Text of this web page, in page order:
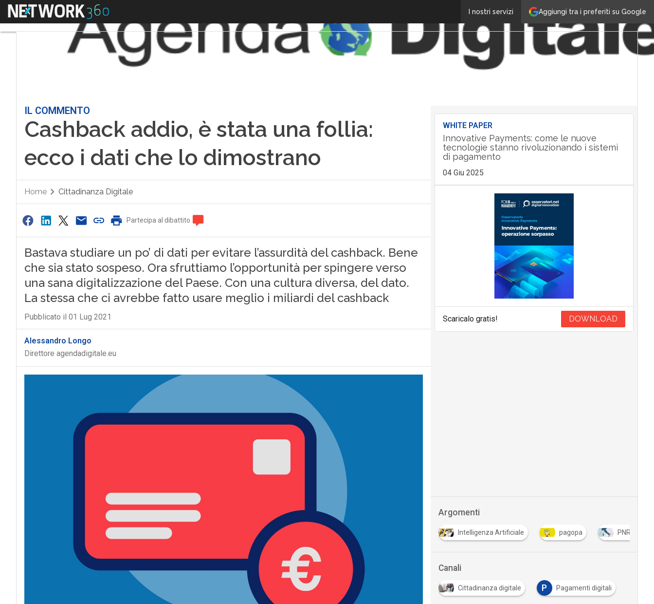
Aggiungi tra i preferiti su Google
I nostri servizi
Menu
IL COMMENTO
Cashback addio, è stata una follia:
ecco i dati che lo dimostrano
Home Cittadinanza Digitale
Partecipa al dibattito
Bastava studiare un po’ di dati per evitare l’assurdità del cashback. Bene
che sia stato sospeso. Ora sfruttiamo l’opportunità per spingere verso
una sana digitalizzazione del Paese. Con una cultura diversa, del dato.
La stessa che ci avrebbe fatto usare meglio i miliardi del cashback
Pubblicato il 01 Lug 2021
Alessandro Longo
Direttore agendadigitale.eu
WHITE PAPER
Innovative Payments: come le nuove
tecnologie stanno rivoluzionando i sistemi
di pagamento
04 Giu 2025
Scaricalo gratis! DOWNLOAD
Argomenti
F Intelligenza Artificiale pagopa PNRR
Canali
Cittadinanza digitale P Pagamenti digitali